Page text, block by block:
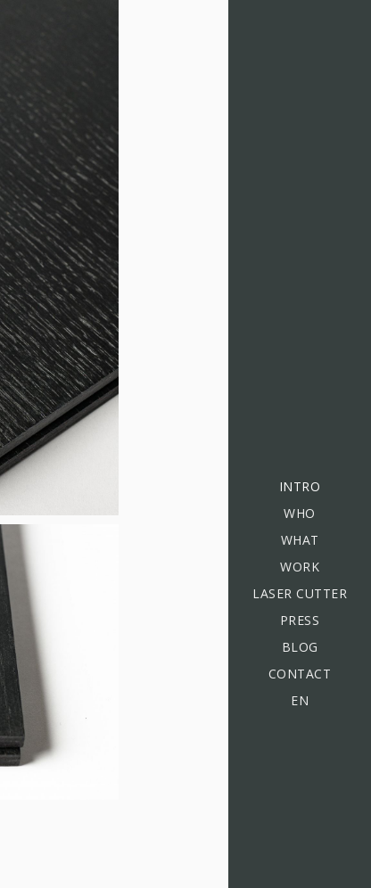
INTRO
WHO
WHAT
WORK
LASER CUTTER
PRESS
BLOG
CONTACT
EN